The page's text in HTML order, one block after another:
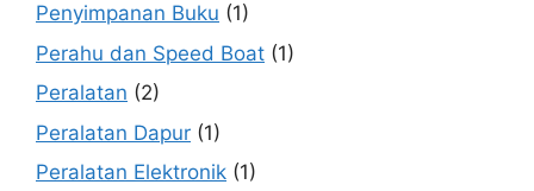
Penyimpanan Buku (1)
Perahu dan Speed Boat (1)
Peralatan (2)
Peralatan Dapur (1)
Peralatan Elektronik (1)